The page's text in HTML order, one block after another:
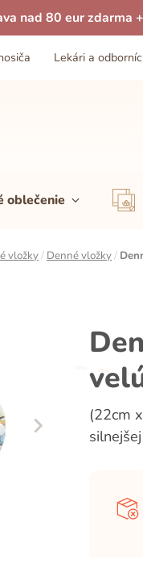
nad 80 eur zdarma
Lekári a
oblečenie
vložky/ Denné vložky/
(22cm